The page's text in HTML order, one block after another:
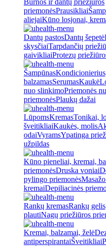
Burnos ir dantų priežiūros
priemonėsPrausikliai
aliejaiKūno losjonai,
Dantų pastosDantų
skysčiaiTarpdančių
gaivikliaiProtezų
Šampūnas
balzamasSerumasKaukė
nuo slinkimoPriemonės
priemonėsPlaukų dažai
LūpomsKremasTonikai,
šveitikliaiKaukės, molis
odaiVyramsYpatinga
užpildas
Kūno pieneliai, kremai,
priemonėsDruska voniai
pylingo priemonės
kremaiDepiliacinės
Rankų kremasRankų
plautiNagų priežiūros
Kremai, balzamai, želė
antiperspirantaiŠveitikliai